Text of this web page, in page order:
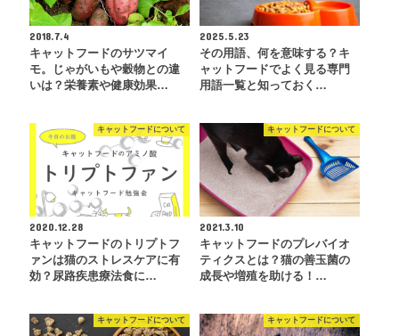
2018.7.4
キャットフードのサツマイ
モ。じゃがいもや穀物との違
いは？栄養素や健康効果…
2025.5.23
その用語、何を意味する？キ
ャットフードでよく見る専門
用語一覧と知っておく…
キャットフードについて
2020.12.28
キャットフードのトリプトフ
ァンは猫のストレスケアに有
効？尿路疾患療法食に…
キャットフードについて
2021.3.10
キャットフードのプレバイオ
ティクスとは？猫の善玉菌の
成長や増殖を助ける！…
キャットフードについて キャットフードについて